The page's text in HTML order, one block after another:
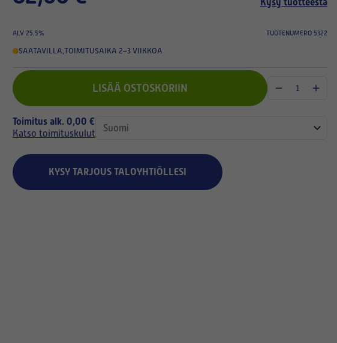
ALV 25.5% TUOTENUMERO 5322
SAATAVILLA,TOIMITUSAIKA 2–3 VIIKKOA
LISÄÄ OSTOSKORIIN
Toimitus alk. 0,00 €
Katso toimituskulut
KYSY TARJOUS TALOYHTIÖLLESI